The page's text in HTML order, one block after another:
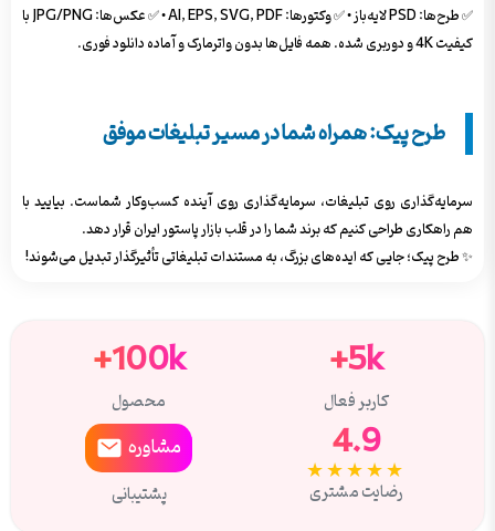
✅ طرح‌ها: PSD لایه‌باز • ✅ وکتورها: AI, EPS, SVG, PDF • ✅ عکس‌ها: JPG/PNG با
کیفیت 4K و دوربری شده. همه فایل‌ها بدون واترمارک و آماده دانلود فوری.
طرح پیک: همراه شما در مسیر تبلیغات موفق
سرمایه‌گذاری روی تبلیغات، سرمایه‌گذاری روی آینده کسب‌وکار شماست. بیایید با
هم راهکاری طراحی کنیم که برند شما را در قلب بازار پاستور ایران قرار دهد.
✨ طرح پیک؛ جایی که ایده‌های بزرگ، به مستندات تبلیغاتی تأثیرگذار تبدیل می‌شوند!
5k+
کاربر فعال
100k+
محصول
4.9
★★★★★
رضایت مشتری
مشاوره
پشتیبانی